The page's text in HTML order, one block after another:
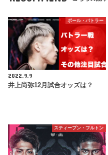
ポール・バトラー
2022.9.9
井上尚弥12月試合オッズは？
スティーブン・フルトン